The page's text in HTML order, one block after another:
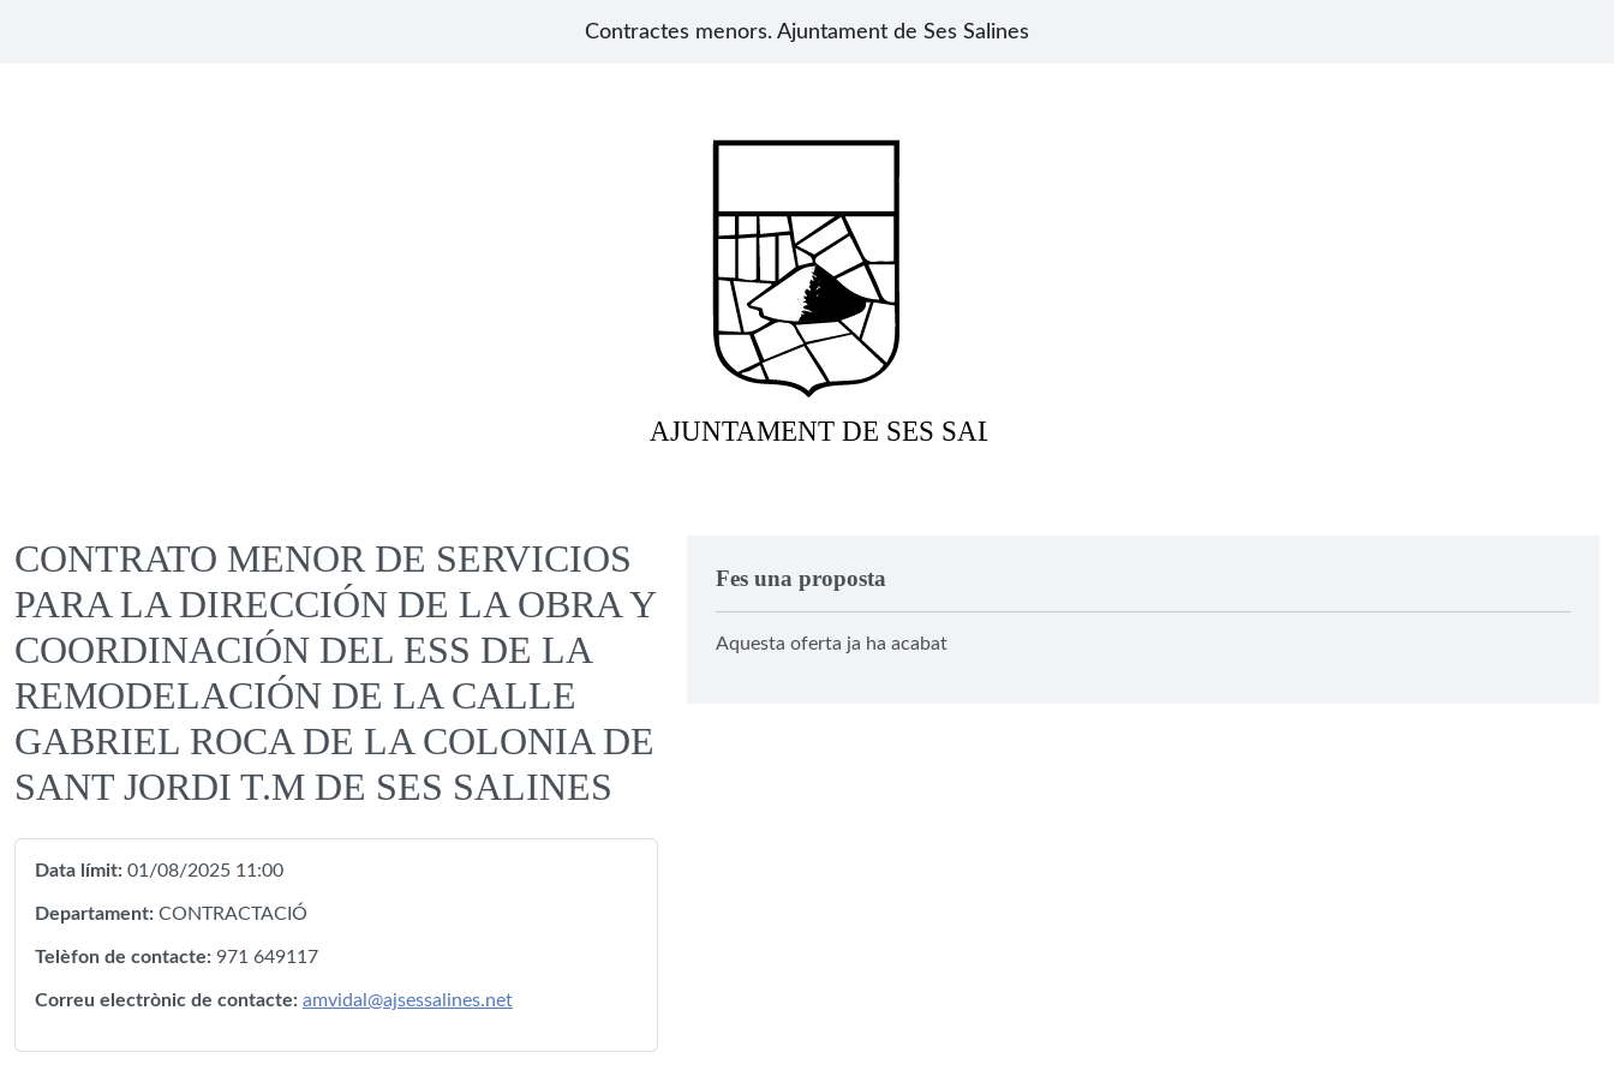
Contractes menors. Ajuntament de Ses Salines
CONTRATO MENOR DE SERVICIOS
PARA LA DIRECCIÓN DE LA OBRA Y
COORDINACIÓN DEL ESS DE LA
REMODELACIÓN DE LA CALLE
GABRIEL ROCA DE LA COLONIA DE
SANT JORDI T.M DE SES SALINES
Data límit: 01/08/2025 11:00
Departament: CONTRACTACIÓ
Telèfon de contacte: 971 649117
Correu electrònic de contacte: amvidal@ajsessalines.net
Fes una proposta
Aquesta oferta ja ha acabat